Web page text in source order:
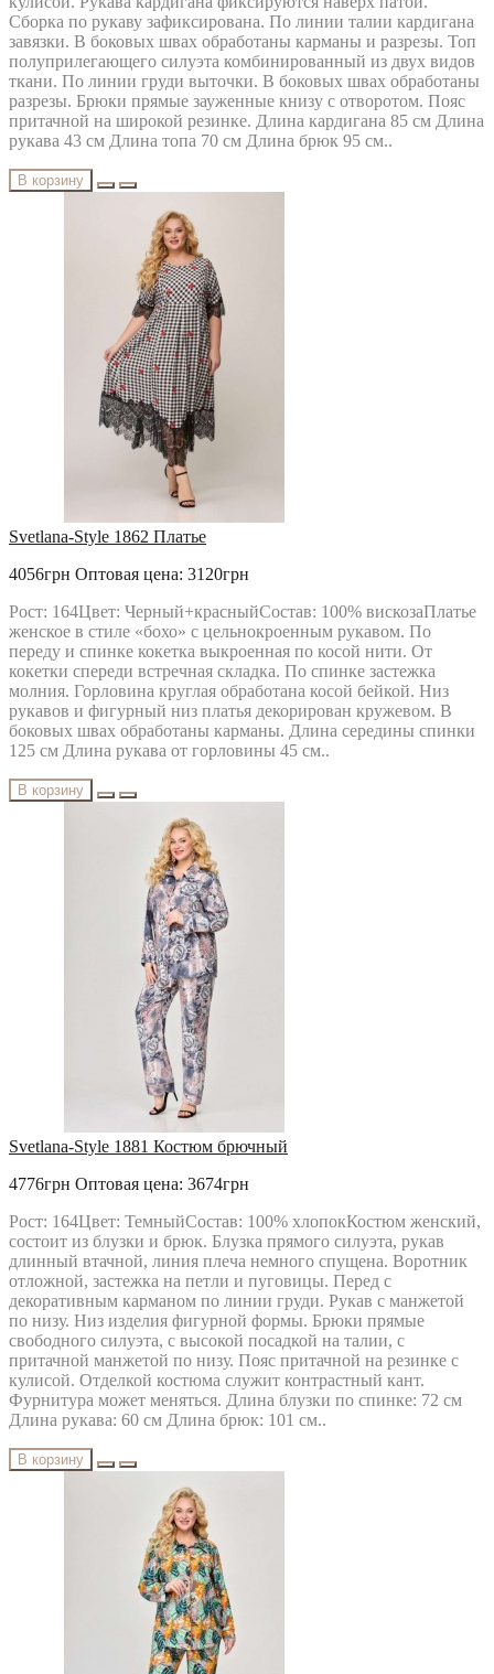
Сборка по рукаву зафиксирована. По линии талии кардигана
завязки. В боковых швах обработаны карманы и разрезы. Топ
полуприлегающего силуэта комбинированный из двух видов
ткани. По линии груди выточки. В боковых швах обработаны
разрезы. Брюки прямые зауженные книзу с отворотом. Пояс
притачной на широкой резинке. Длина кардигана 85 см Длина
рукава 43 см Длина топа 70 см Длина брюк 95 см..
В корзину
Svetlana-Style 1862 Платье
4056грн Оптовая цена: 3120грн
Рост: 164Цвет: Черный+красныйСостав: 100% вискозаПлатье
женское в стиле «бохо» с цельнокроенным рукавом. По
переду и спинке кокетка выкроенная по косой нити. От
кокетки спереди встречная складка. По спинке застежка
молния. Горловина круглая обработана косой бейкой. Низ
рукавов и фигурный низ платья декорирован кружевом. В
боковых швах обработаны карманы. Длина середины спинки
125 см Длина рукава от горловины 45 см..
В корзину
Svetlana-Style 1881 Костюм брючный
4776грн Оптовая цена: 3674грн
Рост: 164Цвет: ТемныйСостав: 100% хлопокКостюм женский,
состоит из блузки и брюк. Блузка прямого силуэта, рукав
длинный втачной, линия плеча немного спущена. Воротник
отложной, застежка на петли и пуговицы. Перед с
декоративным карманом по линии груди. Рукав с манжетой
по низу. Низ изделия фигурной формы. Брюки прямые
свободного силуэта, с высокой посадкой на талии, с
притачной манжетой по низу. Пояс притачной на резинке с
кулисой. Отделкой костюма служит контрастный кант.
Фурнитура может меняться. Длина блузки по спинке: 72 см
Длина рукава: 60 см Длина брюк: 101 см..
В корзину